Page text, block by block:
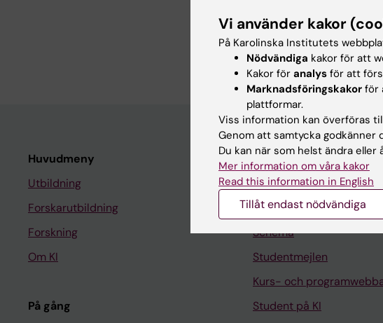
Effects of JAK inhibitors on
prostanoid profiles in axial
S.H. Alabbasi S
Huvudmeny
Utbildning
Forskarutbildning
Forskning
Om KI
På gång
Student
Ladok
Canvas
Schema
Studentmejlen
Kurs- och
Student på KI
Vi använder kakor
På Karolinska Institutets
Nödvändiga kakor för att
Kakor för analys för att
Marknadsföringskakor för
plattformar.
Viss information kan överföras
Genom att samtycka godkänner
Du kan när som helst ändra
Mer information om våra kakor
Read this information in English
Tillåt endast nödvändiga